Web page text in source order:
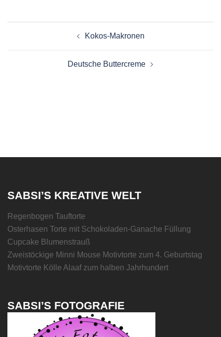
Kokos-Makronen
Deutsche Buttercreme
SABSI’S KREATIVE WELT
Regenbogen Tauftorte
Osterhasen Torte mit Schokoladen-Ganache Füllung
Cupcake Blumenstrauß
Zweistöckige Minni Mouse Motivtorte zum 4. Geburtstag
Motivtorte Kölle Alaaf zum halben Jahrhundert
SABSI’S FOTOGRAFIE